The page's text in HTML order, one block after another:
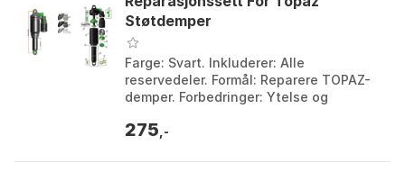
Støtdemper
Farge: Svart. Inkluderer: Alle
reservedeler. Formål: Reparere TOPAZ-
demper. Forbedringer: Ytelse og
Size.
275 ,-